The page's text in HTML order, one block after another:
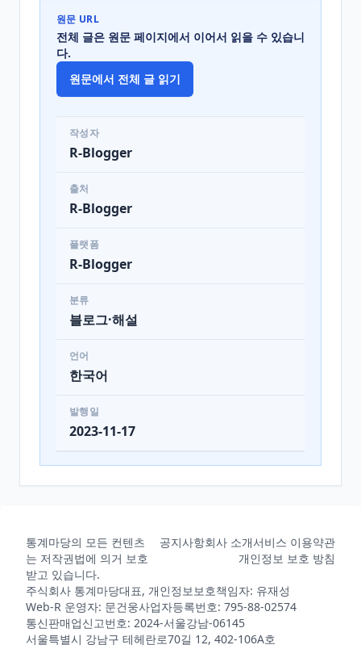
원문 URL
전체 글은 원문 페이지에서 이어서 읽을 수 있습니
다.
원문에서 전체 글 읽기
작성자
R-Blogger
출처
R-Blogger
플랫폼
R-Blogger
분류
블로그·해설
언어
한국어
발행일
2023-11-17
통계마당의 모든 컨텐츠
는 저작권법에 의거 보호
받고 있습니다.
공지사항회사 소개서비스 이용약관
개인정보 보호 방침
주식회사 통계마당대표, 개인정보보호책임자: 유재성
Web-R 운영자: 문건웅사업자등록번호: 795-88-02574
통신판매업신고번호: 2024-서울강남-06145
서울특별시 강남구 테헤란로70길 12, 402-106A호